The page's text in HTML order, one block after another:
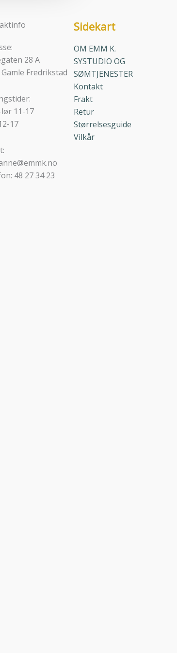
28 A
Gamle Fredrikstad
11-17
17
48 27 34 23
Sidekart
OM EMM K.
SYSTUDIO OG
SØMTJENESTER
Kontakt
Frakt
Retur
Størrelsesguide
Vilkår